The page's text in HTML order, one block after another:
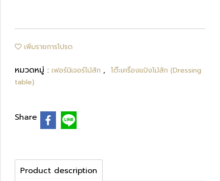
เพิ่มรายการโปรด
หมวดหมู่ : เฟอร์นิเจอร์ไม้สัก , โต๊ะเครื่องแป้งไม้สัก (Dressing
table)
Share
Product description